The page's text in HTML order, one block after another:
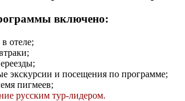
включено:
отеле;
экскурсии и посещения по программе;
пигмеев;
русским тур-лидером.